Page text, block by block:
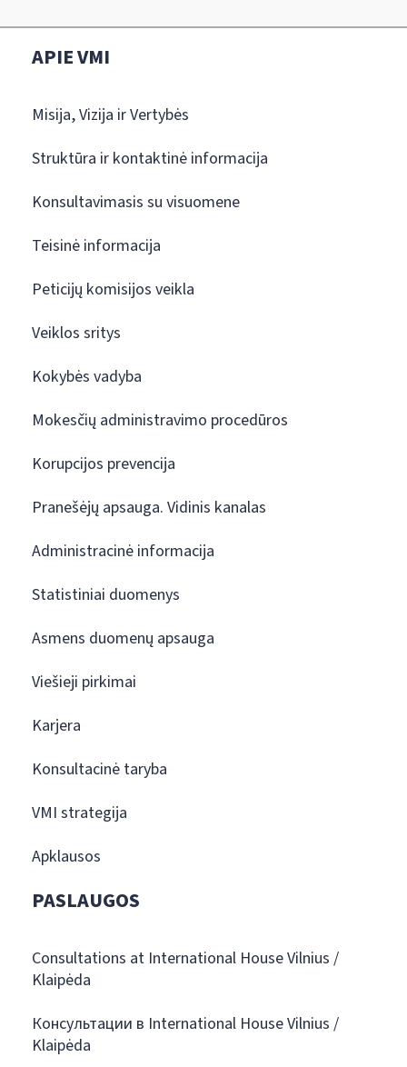
APIE VMI
Misija, Vizija ir Vertybės
Struktūra ir kontaktinė informacija
Konsultavimasis su visuomene
Teisinė informacija
Peticijų komisijos veikla
Veiklos sritys
Kokybės vadyba
Mokesčių administravimo procedūros
Korupcijos prevencija
Pranešėjų apsauga. Vidinis kanalas
Administracinė informacija
Statistiniai duomenys
Asmens duomenų apsauga
Viešieji pirkimai
Karjera
Konsultacinė taryba
VMI strategija
Apklausos
PASLAUGOS
Consultations at International House Vilnius /
Klaipėda
Консультации в International House Vilnius /
Klaipėda